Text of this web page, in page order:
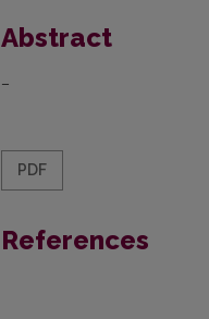
Abstract
–
PDF
References